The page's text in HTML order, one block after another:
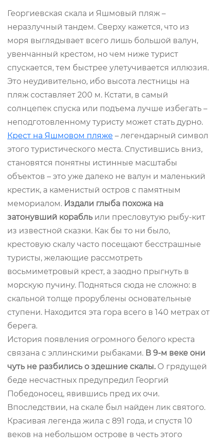
Георгиевская скала и Яшмовый пляж –
неразлучный тандем. Сверху кажется, что из
моря выглядывает всего лишь большой валун,
увенчанный крестом, но чем ниже турист
спускается, тем быстрее улетучивается иллюзия.
Это неудивительно, ибо высота лестницы на
пляж составляет 200 м. Кстати, в самый
солнцепек спуска или подъема лучше избегать –
неподготовленному туристу может стать дурно.
Крест на Яшмовом пляже – легендарный символ
этого туристического места. Спустившись вниз,
становятся понятны истинные масштабы
объектов – это уже далеко не валун и маленький
крестик, а каменистый остров с памятным
мемориалом. Издали глыба похожа на
затонувший корабль или пресловутую рыбу-кит
из известной сказки. Как бы то ни было,
крестовую скалу часто посещают бесстрашные
туристы, желающие рассмотреть
восьмиметровый крест, а заодно прыгнуть в
морскую пучину. Подняться сюда не сложно: в
скальной толще прорублены основательные
ступени. Находится эта гора всего в 140 метрах от
берега.
История появления огромного белого креста
связана с эллинскими рыбаками. В 9-м веке они
чуть не разбились о здешние скалы. О грядущей
беде несчастных предупредил Георгий
Победоносец, явившись пред их очи.
Впоследствии, на скале был найден лик святого.
Красивая легенда жила с 891 года, и спустя 10
веков на небольшом острове в честь этого